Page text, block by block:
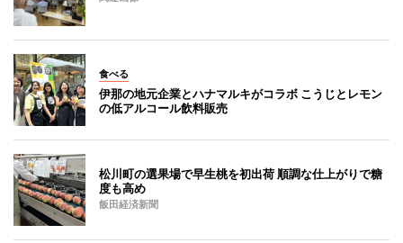
食べる
伊那の地元企業とハナマルキがコラボ こうじとレモン
の低アルコール飲料販売
松川町の選果場で早生桃を初出荷 順調な仕上がりで糖
度も高め
飯田経済新聞